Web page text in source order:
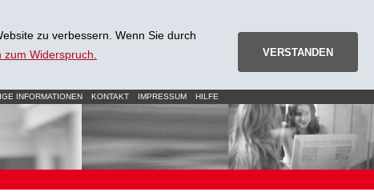
zu verbessern. Wenn Sie durch
Widerspruch. VERSTANDEN
INFORMATIONEN KONTAKT IMPRESSUM HILFE